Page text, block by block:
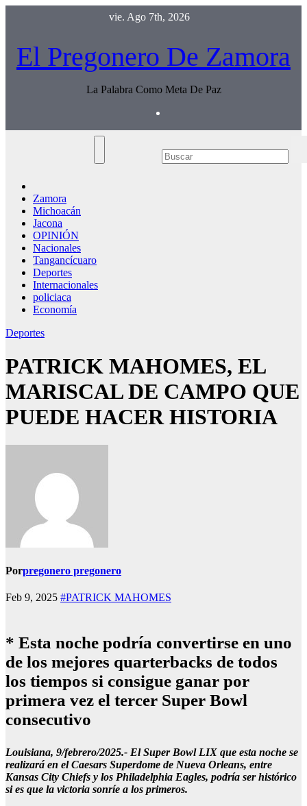
vie. Ago 7th, 2026
El Pregonero De Zamora
La Palabra Como Meta De Paz
Zamora
Michoacán
Jacona
OPINIÓN
Nacionales
Tangancícuaro
Deportes
Internacionales
policiaca
Economía
Deportes
PATRICK MAHOMES, EL
MARISCAL DE CAMPO QUE
PUEDE HACER HISTORIA
Porpregonero pregonero
Feb 9, 2025 #PATRICK MAHOMES
* Esta noche podría convertirse en uno
de los mejores quarterbacks de todos
los tiempos si consigue ganar por
primera vez el tercer Super Bowl
consecutivo
Louisiana, 9/febrero/2025.- El Super Bowl LIX que esta noche se
realizará en el Caesars Superdome de Nueva Orleans, entre
Kansas City Chiefs y los Philadelphia Eagles, podría ser histórico
si es que la victoria sonríe a los primeros.